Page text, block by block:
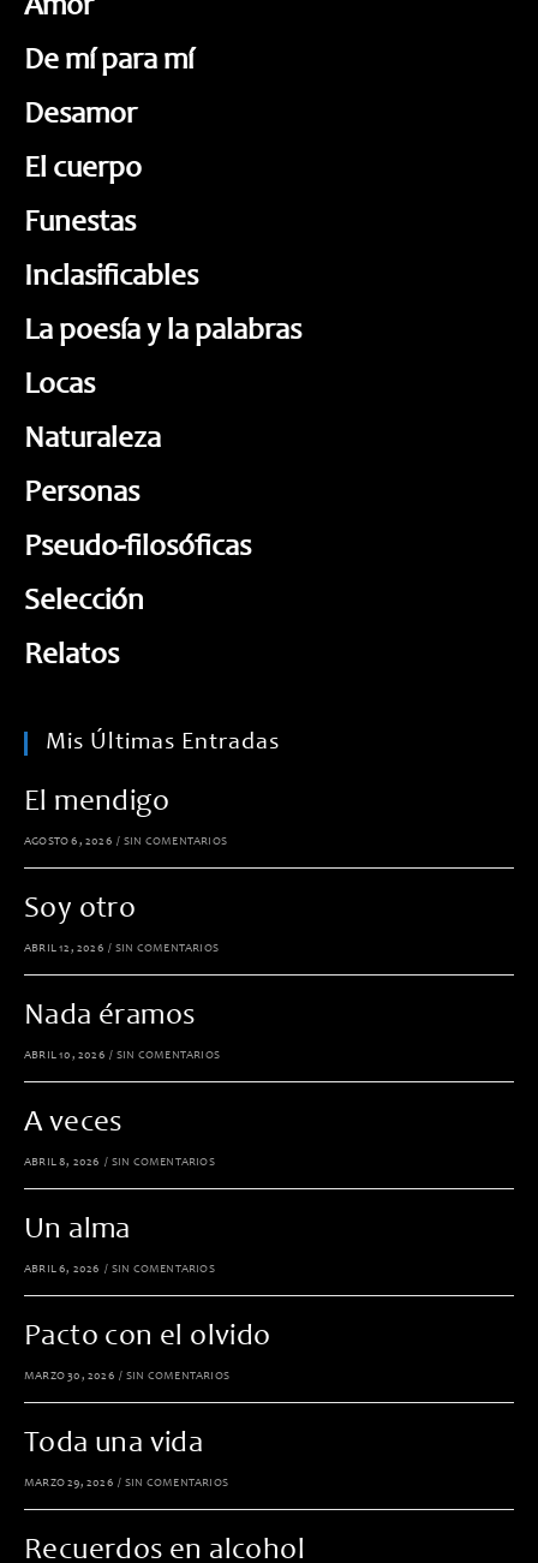
Amor
De mí para mí
Desamor
El cuerpo
Funestas
Inclasificables
La poesía y la palabras
Locas
Naturaleza
Personas
Pseudo-filosóficas
Selección
Relatos
Mis Últimas Entradas
El mendigo
AGOSTO 6, 2026 / SIN COMENTARIOS
Soy otro
ABRIL 12, 2026 / SIN COMENTARIOS
Nada éramos
ABRIL 10, 2026 / SIN COMENTARIOS
A veces
ABRIL 8, 2026 / SIN COMENTARIOS
Un alma
ABRIL 6, 2026 / SIN COMENTARIOS
Pacto con el olvido
MARZO 30, 2026 / SIN COMENTARIOS
Toda una vida
MARZO 29, 2026 / SIN COMENTARIOS
Recuerdos en alcohol